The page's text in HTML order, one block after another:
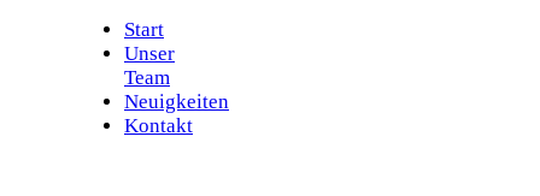
Start
Unser
Team
Neuigkeiten
Kontakt